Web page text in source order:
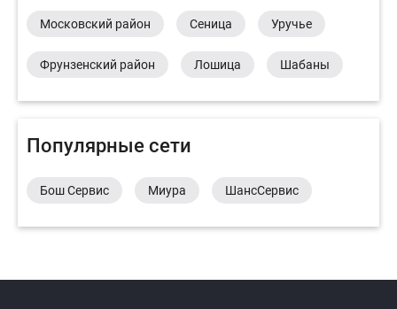
Московский район Сеница Уручье
Фрунзенский район Лошица Шабаны
Популярные сети
Бош Сервис Миура ШансСервис